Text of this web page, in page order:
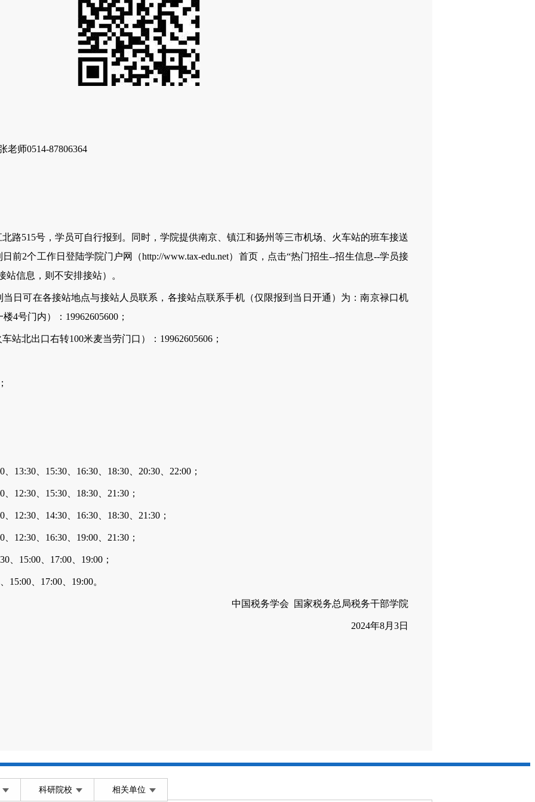
0514-87806364
515号，学员可自行报到。同时，学院提供南京、镇江和扬州等三市机场、火车站的班车接送
前2个工作日登陆学院门户网（http://www.tax-edu.net）首页，点击“热门招生--招生信息--学员接
信息，则不安排接站）。
可在各接站地点与接站人员联系，各接站点联系手机（仅限报到当日开通）为：南京禄口机
4号门内）：19962605600；
北出口右转100米麦当劳门口）：19962605606；
、15:30、16:30、18:30、20:30、22:00；
、15:30、18:30、21:30；
、14:30、16:30、18:30、21:30；
、16:30、19:00、21:30；
15:00、17:00、19:00；
、17:00、19:00。
中国税务学会 国家税务总局税务干部学院
2024年8月3日
科研院校 相关单位